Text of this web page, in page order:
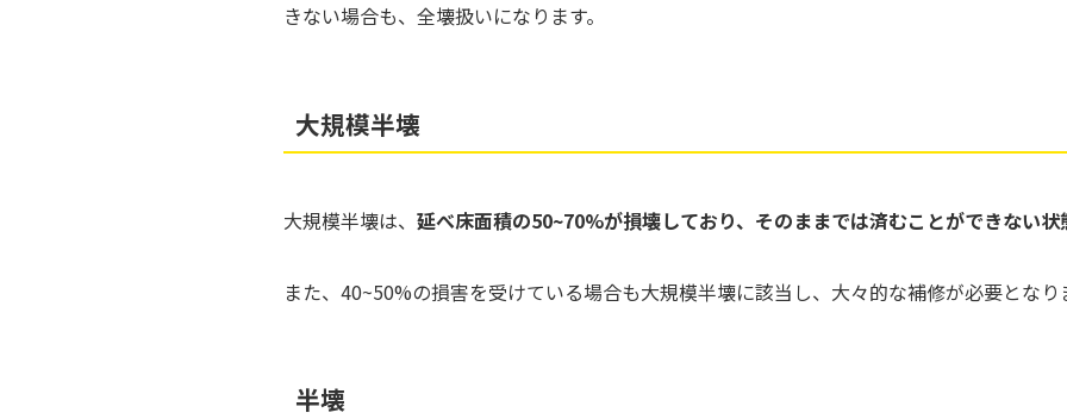
きない場合も、全壊扱いになります。
大規模半壊
大規模半壊は、 延べ床面積の50~70%が損壊しており、そのままでは済むことができない状
また、40~50%の損害を受けている場合も大規模半壊に該当し、大々的な補修が必要となり
半壊